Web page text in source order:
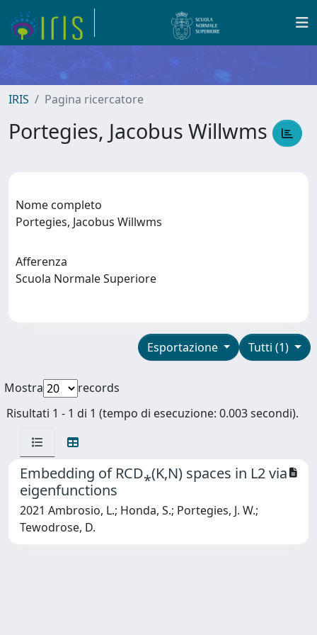
IRIS Pagina ricercatore
Portegies, Jacobus Willwms
Nome completo
Portegies, Jacobus Willwms
Afferenza
Scuola Normale Superiore
Tutti (1)
Esportazione
Mostra
records
Risultati 1 - 1 di 1 (tempo di esecuzione: 0.003 secondi).
Embedding of RCD⁎(K,N) spaces in L2 via
eigenfunctions
2021 Ambrosio, L.; Honda, S.; Portegies, J. W.;
Tewodrose, D.